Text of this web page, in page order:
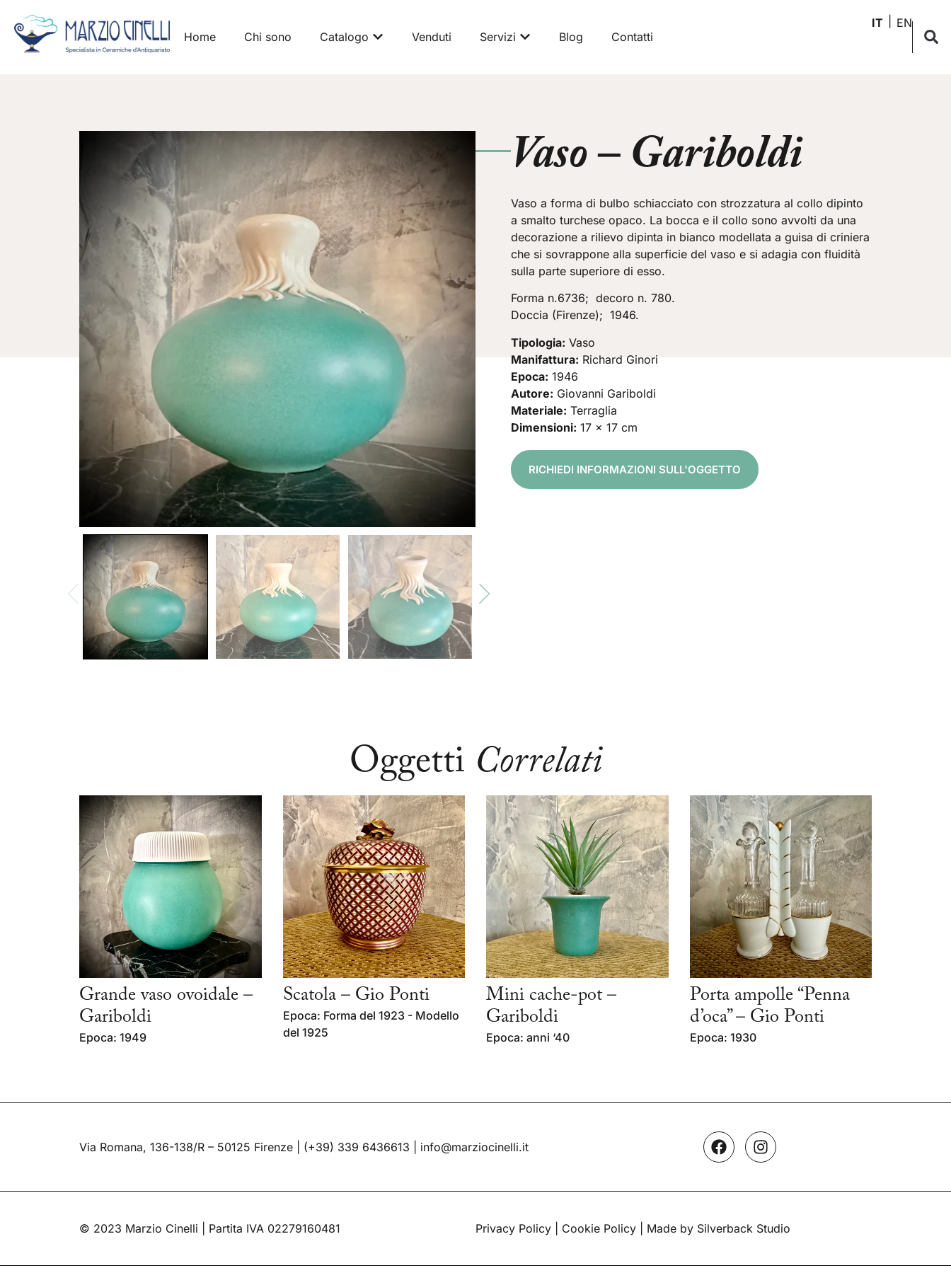
Home Chi sono Catalogo Venduti Servizi Blog Contatti
IT EN
Vaso – Gariboldi
Vaso a forma di bulbo schiacciato con strozzatura al collo dipinto
a smalto turchese opaco. La bocca e il collo sono avvolti da una
decorazione a rilievo dipinta in bianco modellata a guisa di criniera
che si sovrappone alla superficie del vaso e si adagia con fluidità
sulla parte superiore di esso.
Forma n.6736; decoro n. 780.
Doccia (Firenze); 1946.
Tipologia: Vaso
Manifattura: Richard Ginori
Epoca: 1946
Autore: Giovanni Gariboldi
Materiale: Terraglia
Dimensioni: 17 x 17 cm
RICHIEDI INFORMAZIONI SULL'OGGETTO
Oggetti Correlati
Grande vaso ovoidale –
Gariboldi
Epoca: 1949
Scatola – Gio Ponti
Epoca: Forma del 1923 - Modello
del 1925
Mini cache-pot –
Gariboldi
Epoca: anni ‘40
Porta ampolle “Penna
d’oca” – Gio Ponti
Epoca: 1930
Via Romana, 136-138/R – 50125 Firenze | (+39) 339 6436613 info@marziocinelli.it
© 2023 Marzio Cinelli | Partita IVA 02279160481 Privacy Policy Cookie Policy | Made by Silverback Studio